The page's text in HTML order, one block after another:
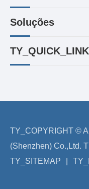
Soluções
TY_COPYRIGHT ©
(Shenzhen) Co.,Ltd.
TY_SITEMAP